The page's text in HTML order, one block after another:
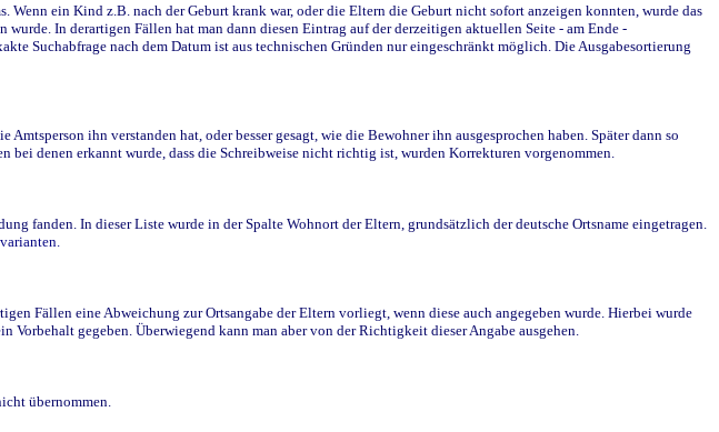
ein Kind z.B. nach der Geburt krank war, oder die Eltern die Geburt nicht sofort anzeigen konnten, wurde das
In derartigen Fällen hat man dann diesen Eintrag auf der derzeitigen aktuellen Seite - am Ende -
Suchabfrage nach dem Datum ist aus technischen Gründen nur eingeschränkt möglich. Die Ausgabesortierung
ihn verstanden hat, oder besser gesagt, wie die Bewohner ihn ausgesprochen haben. Später dann so
denen erkannt wurde, dass die Schreibweise nicht richtig ist, wurden Korrekturen vorgenommen.
fanden. In dieser Liste wurde in der Spalte Wohnort der Eltern, grundsätzlich der deutsche Ortsname eingetragen.
Fällen eine Abweichung zur Ortsangabe der Eltern vorliegt, wenn diese auch angegeben wurde. Hierbei wurde
gegeben. Überwiegend kann man aber von der Richtigkeit dieser Angabe ausgehen.
übernommen.